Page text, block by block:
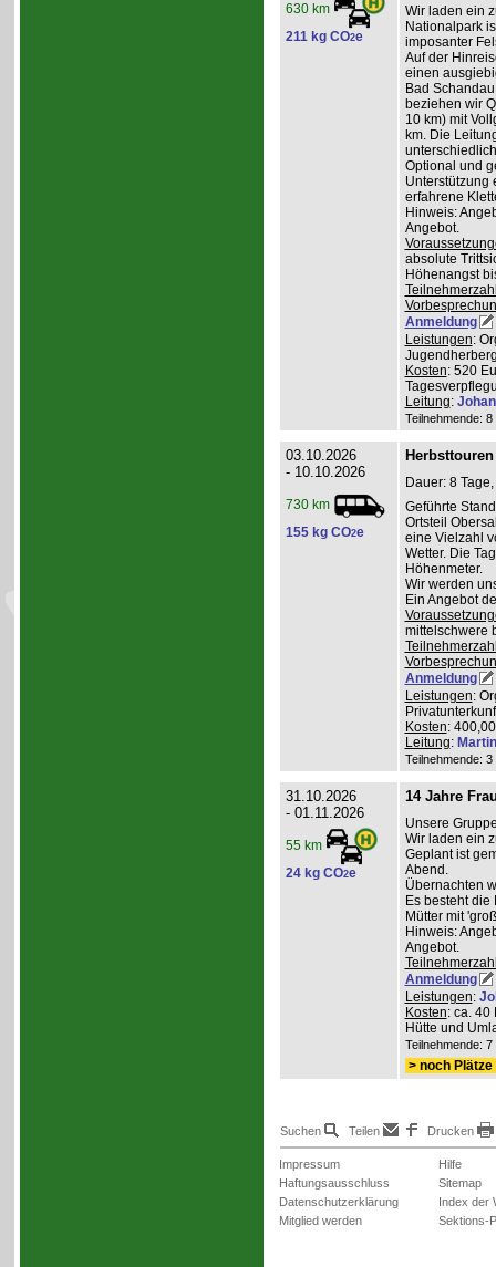
630 km
211 kg CO2e
Wir laden ein
Nationalpark
imposanter
Auf der
einen
Bad
beziehen wir
10 km) mit
km. Die
Optional und
Unterstützung
erfahrene
Hinweis:
Angebot.
absolute
Höhenangst
Anmeldung
Leistungen:
Kosten: 520
Leitung:
Teilnehmende:
03.10.2026
- 10.10.2026
730 km
155 kg CO2e
Dauer: 8
Geführte
Ortsteil
eine Vielzahl
Wetter. Die
Höhenmeter.
Wir werden
Ein Angebot
mittelschwere
Anmeldung
Leistungen:
Kosten:
Leitung:
Teilnehmende:
31.10.2026
- 01.11.2026
55 km
24 kg CO2e
14 Jahre
Unsere
Wir laden ein
Geplant ist
Abend.
Übernachten
Es besteht
Mütter mit
Hinweis:
Angebot.
Anmeldung
Leistungen:
Kosten: ca. 40
Hütte und
Teilnehmende:
> noch
Suchen Teilen Drucken
Impressum
Haftungsausschluss
Datenschutzerklärung
Mitglied werden
Hilfe
Sitemap
Index der
Sektions-